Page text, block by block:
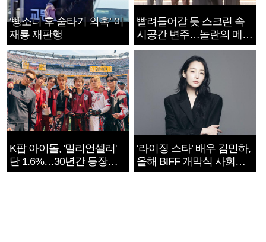
‘뺑소니 후 술타기 의혹’ 이
재룡 재판행
빨려들어갈 듯 스크린 속
시공간 변주…놀란의 메시
지는 ‘전쟁 속죄’
K팝 아이돌, '밀리언셀러'
단 1.6%…30년간 등장
1182개팀 전수조사
‘라이징 스타’ 배우 김민하,
올해 BIFF 개막식 사회자
확정